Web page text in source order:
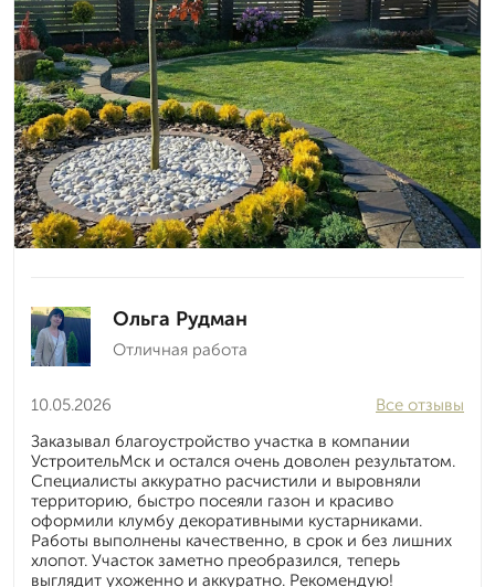
Ольга Рудман
Отличная работа
10.05.2026
Все отзывы
Заказывал благоустройство участка в компании
УстроительМск и остался очень доволен результатом.
Специалисты аккуратно расчистили и выровняли
территорию, быстро посеяли газон и красиво
оформили клумбу декоративными кустарниками.
Работы выполнены качественно, в срок и без лишних
хлопот. Участок заметно преобразился, теперь
выглядит ухоженно и аккуратно. Рекомендую!